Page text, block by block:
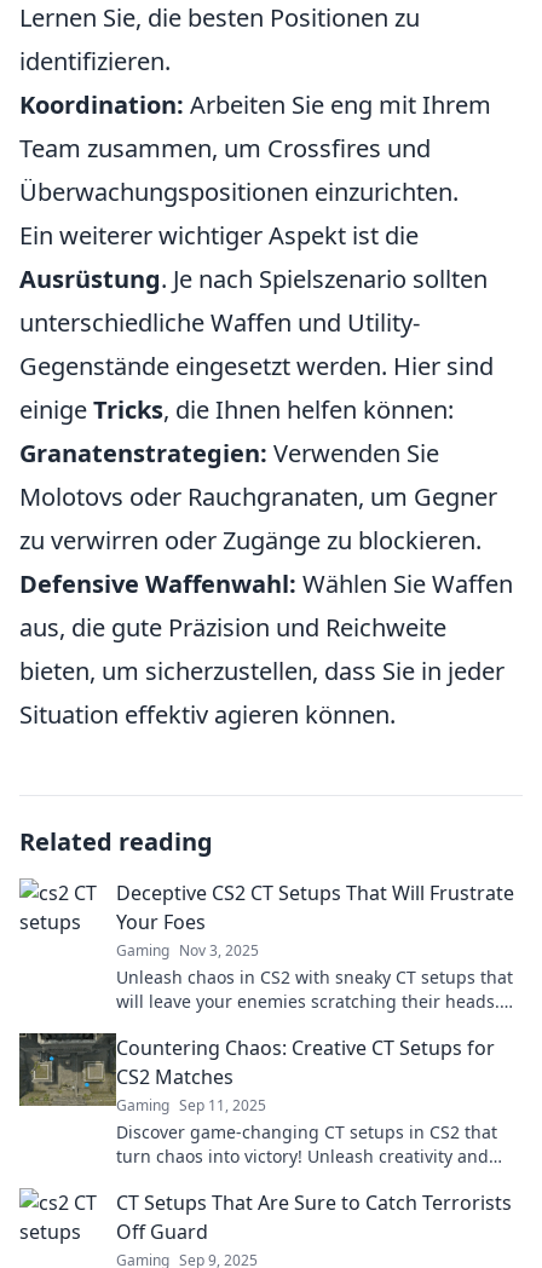
Lernen Sie, die besten Positionen zu
identifizieren.
Koordination: Arbeiten Sie eng mit Ihrem
Team zusammen, um Crossfires und
Überwachungspositionen einzurichten.
Ein weiterer wichtiger Aspekt ist die
Ausrüstung. Je nach Spielszenario sollten
unterschiedliche Waffen und Utility-
Gegenstände eingesetzt werden. Hier sind
einigeTricks, die Ihnen helfen können:
Granatenstrategien: Verwenden Sie
Molotovs oder Rauchgranaten, um Gegner
zu verwirren oder Zugänge zu blockieren.
Defensive Waffenwahl: Wählen Sie Waffen
aus, die gute Präzision und Reichweite
bieten, um sicherzustellen, dass Sie in jeder
Situation effektiv agieren können.
Related reading
Deceptive CS2 CT Setups That Will Frustrate
Your Foes
Gaming Nov 3, 2025
Unleash chaos in CS2 with sneaky CT setups that
will leave your enemies scratching their heads.
Countering Chaos: Creative CT Setups for
CS2 Matches
Gaming Sep 11, 2025
Discover game-changing CT setups in CS2 that
turn chaos into victory! Unleash creativity and
CT Setups That Are Sure to Catch Terrorists
Off Guard
Gaming Sep 9, 2025